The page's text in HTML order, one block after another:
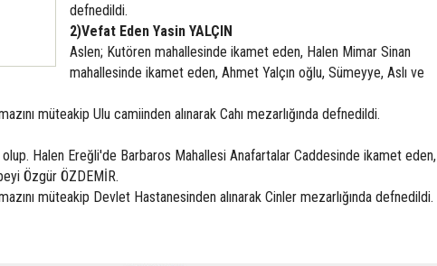
defnedildi.
2)Vefat Eden Yasin YALÇIN
Aslen; Kutören mahallesinde ikamet eden, Halen Mimar Sinan
mahallesinde ikamet eden, Ahmet Yalçın oğlu, Sümeyye, Aslı ve
müteakip Ulu camiinden alınarak Cahı mezarlığında defnedildi.
Halen Ereğli'de Barbaros Mahallesi Anafartalar Caddesinde ikamet eden,
Özgür ÖZDEMİR.
müteakip Devlet Hastanesinden alınarak Cinler mezarlığında defnedildi.